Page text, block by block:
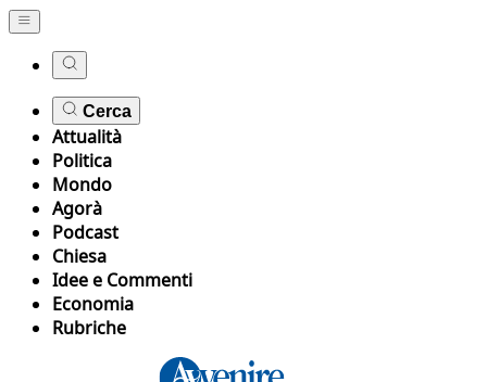
Cerca
Attualità
Politica
Mondo
Agorà
Podcast
Chiesa
Idee e Commenti
Economia
Rubriche